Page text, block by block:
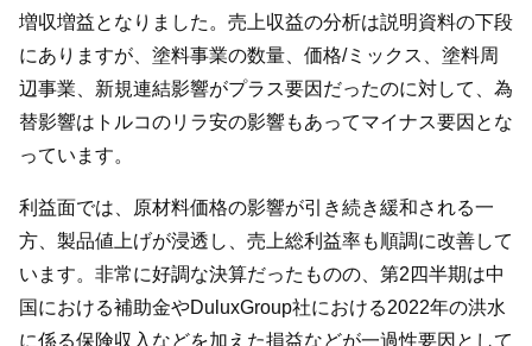
増収増益となりました。売上収益の分析は説明資料の下段
にありますが、塗料事業の数量、価格/ミックス、塗料周
辺事業、新規連結影響がプラス要因だったのに対して、為
替影響はトルコのリラ安の影響もあってマイナス要因とな
っています。
利益面では、原材料価格の影響が引き続き緩和される一
方、製品値上げが浸透し、売上総利益率も順調に改善して
います。非常に好調な決算だったものの、第2四半期は中
国における補助金やDuluxGroup社における2022年の洪水
に係る保険収入などを加えた損益などが一過性要因として